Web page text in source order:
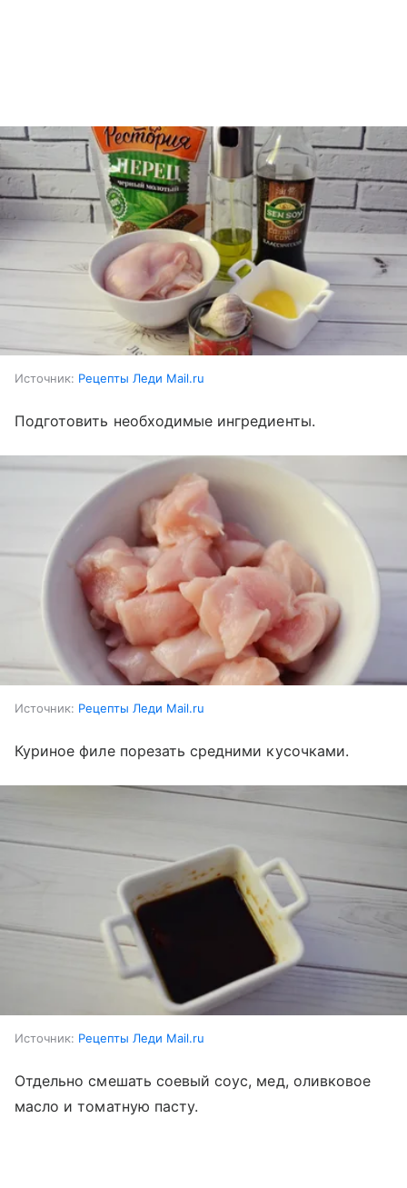
Источник: Рецепты Леди Mail.ru
Подготовить необходимые ингредиенты.
Источник: Рецепты Леди Mail.ru
Куриное филе порезать средними кусочками.
Источник: Рецепты Леди Mail.ru
Отдельно смешать соевый соус, мед, оливковое
масло и томатную пасту.